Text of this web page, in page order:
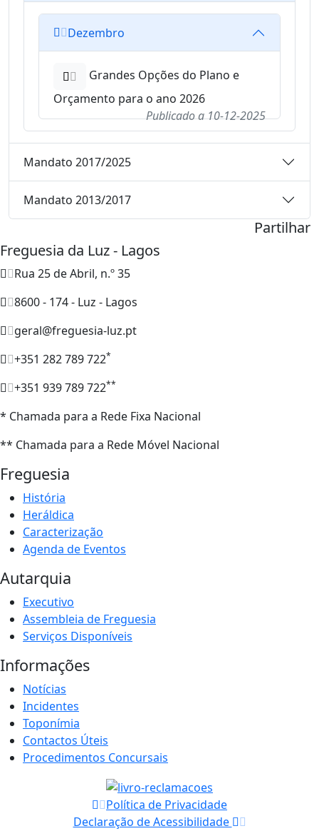
Dezembro
Grandes Opções do Plano e
Orçamento para o ano 2026
Publicado a10-12-2025
Mandato 2017/2025
Mandato 2013/2017
Partilhar
Freguesia da Luz - Lagos
Rua 25 de Abril, n.º 35
8600 - 174 - Luz - Lagos
geral@freguesia-luz.pt
+351 282 789 722*
+351 939 789 722**
* Chamada para a Rede Fixa Nacional
** Chamada para a Rede Móvel Nacional
Freguesia
História
Heráldica
Caracterização
Agenda de Eventos
Autarquia
Executivo
Assembleia de Freguesia
Serviços Disponíveis
Informações
Notícias
Incidentes
Toponímia
Contactos Úteis
Procedimentos Concursais
Política de Privacidade
Declaração de Acessibilidade